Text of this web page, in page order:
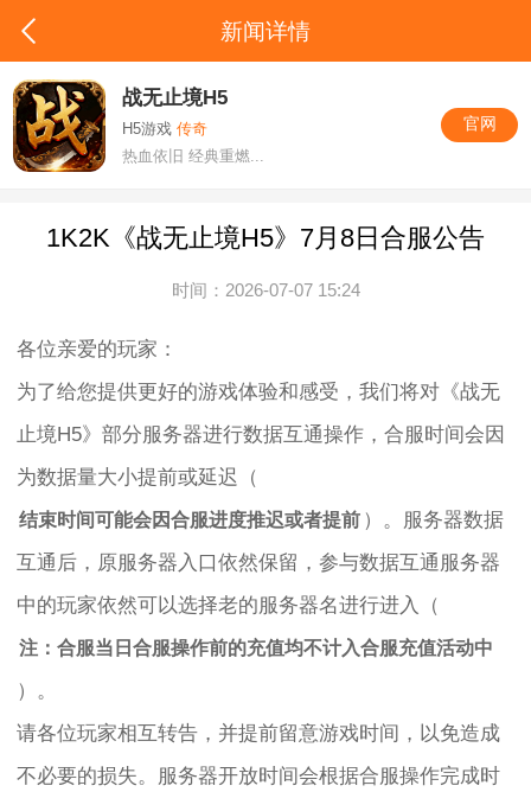
新闻详情
战无止境H5
H5游戏传奇
热血依旧 经典重燃...
官网
1K2K《战无止境H5》7月8日合服公告
时间：2026-07-07 15:24
各位亲爱的玩家：
为了给您提供更好的游戏体验和感受，我们将对《战无
止境H5》部分服务器进行数据互通操作，合服时间会因
为数据量大小提前或延迟（
结束时间可能会因合服进度推迟或者提前 ）。服务器数据
互通后，原服务器入口依然保留，参与数据互通服务器
中的玩家依然可以选择老的服务器名进行进入（
注：合服当日合服操作前的充值均不计入合服充值活动中
）。
请各位玩家相互转告，并提前留意游戏时间，以免造成
不必要的损失。服务器开放时间会根据合服操作完成时